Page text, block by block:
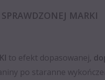
MARKI
to efekt dopasowanej,
po staranne